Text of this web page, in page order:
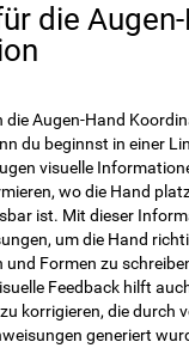
die
die Augen-Hand
du beginnst in einer
visuelle
wo die Hand
ist. Mit dieser
um die Hand
und Formen zu
Feedback hilft
korrigieren, die durch
generiert